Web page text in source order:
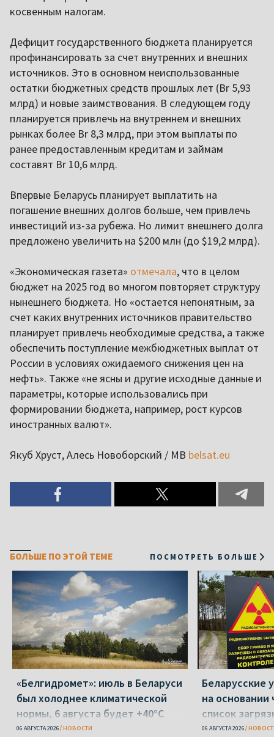
косвенным налогам.
Дефицит государственного бюджета планируется
профинансировать за счет внутренних и внешних
источников. Это в основном неиспользованные
остатки бюджетных средств прошлых лет (Br 5,93
млрд) и новые заимствования. В следующем году
планируется привлечь на внутреннем и внешних
рынках более Br 8,3 млрд, при этом выплаты по
ранее предоставленным кредитам и займам
составят Br 10,6 млрд.
Впервые Беларусь планирует выплатить на
погашение внешних долгов больше, чем привлечь
инвестиций из-за рубежа. Но лимит внешнего долга
предложено увеличить на $200 млн (до $19,2 млрд).
«Экономическая газета» отмечала, что в целом
бюджет на 2025 год во многом повторяет структуру
нынешнего бюджета. Но «остается непонятным, за
счет каких внутренних источников правительство
планирует привлечь необходимые средства, а также
обеспечить поступление межбюджетных выплат от
России в условиях ожидаемого снижения цен на
нефть». Также «не ясны и другие исходные данные и
параметры, которые использовались при
формировании бюджета, например, рост курсов
иностранных валют».
Якуб Хруст, Алесь Новоборский / МВ belsat.eu
БОЛЬШЕ ПО ЭТОЙ ТЕМЕ ПОСМОТРЕТЬ БОЛЬШЕ
«Белгидромет»: июль в Беларуси
был холоднее климатической
нормы, 6 августа будет +40°С
06 АВГУСТА 2026 НОВОСТИ
Беларусские
на основании
список
земель
06 АВГУСТА 2026